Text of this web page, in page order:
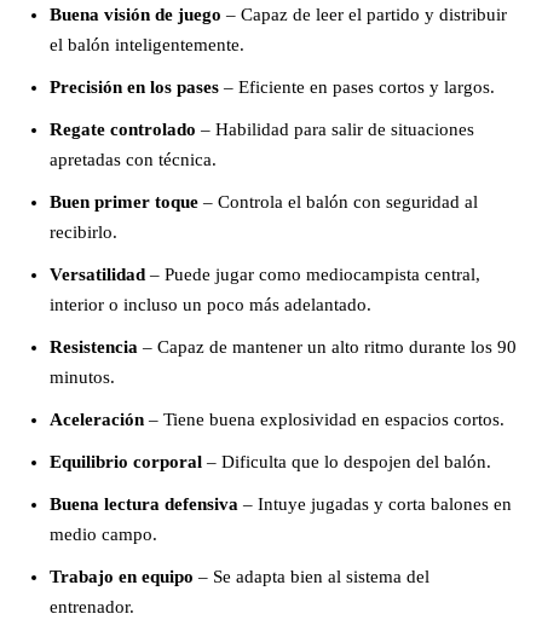
Buena visión de juego – Capaz de leer el partido y distribuir
el balón inteligentemente.
Precisión en los pases – Eficiente en pases cortos y largos.
Regate controlado – Habilidad para salir de situaciones
apretadas con técnica.
Buen primer toque – Controla el balón con seguridad al
recibirlo.
Versatilidad – Puede jugar como mediocampista central,
interior o incluso un poco más adelantado.
Resistencia – Capaz de mantener un alto ritmo durante los 90
minutos.
Aceleración – Tiene buena explosividad en espacios cortos.
Equilibrio corporal – Dificulta que lo despojen del balón.
Buena lectura defensiva – Intuye jugadas y corta balones en
medio campo.
Trabajo en equipo – Se adapta bien al sistema del
entrenador.